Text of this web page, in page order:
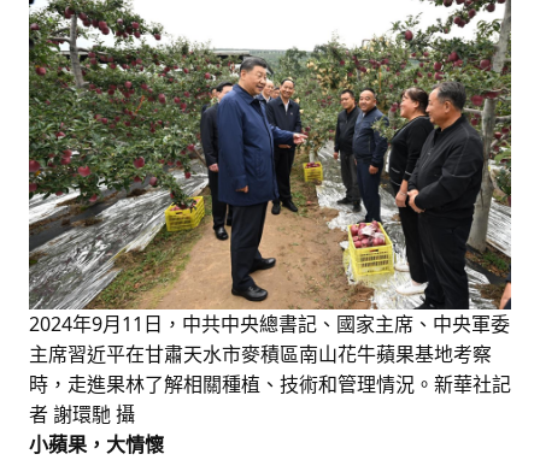
2024年9月11日，中共中央總書記、國家主席、中央軍委
主席習近平在甘肅天水市麥積區南山花牛蘋果基地考察
時，走進果林了解相關種植、技術和管理情況。新華社記
者 謝環馳 攝
小蘋果，大情懷